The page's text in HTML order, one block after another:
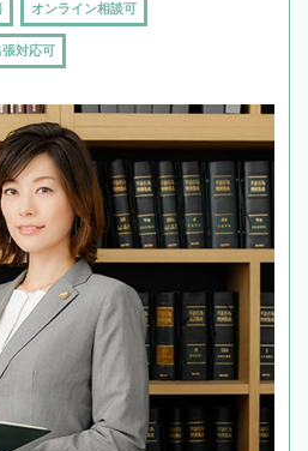
オンライン相談可
対応可